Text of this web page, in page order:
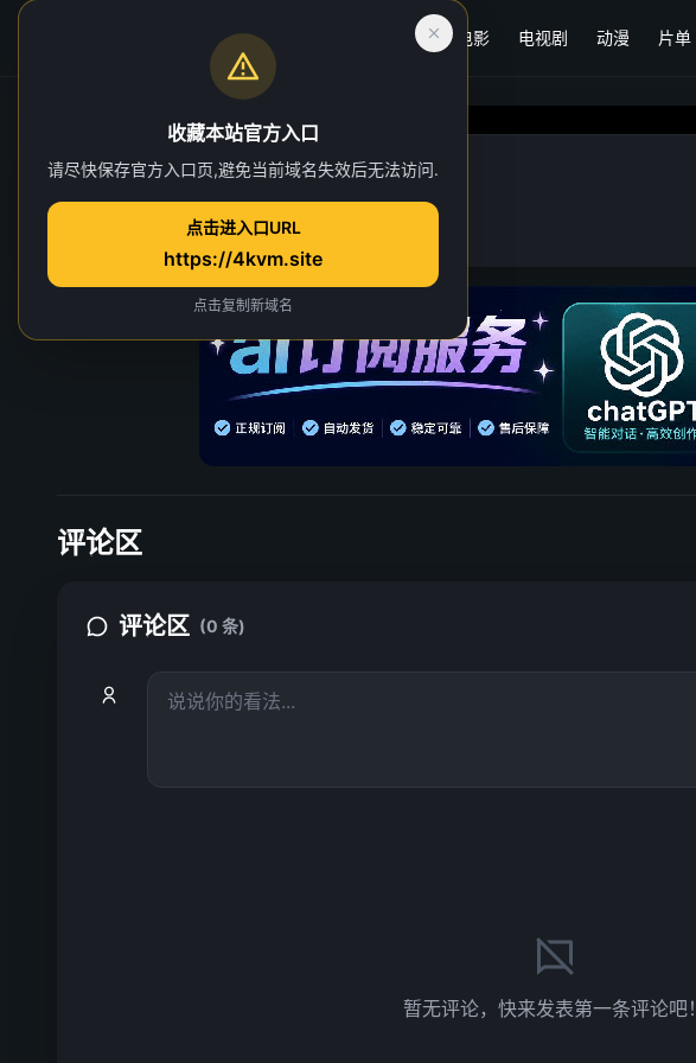
首页 电影 电视剧 动漫 片单
贼爱时尚
评论区
评论区 (0 条)
暂无评论，快来发表第一条评论吧！
收藏本站官方入口
请尽快保存官方入口页,避免当前域名失效后无法访问.
点击进入口URL
https://4kvm.site
点击复制新域名